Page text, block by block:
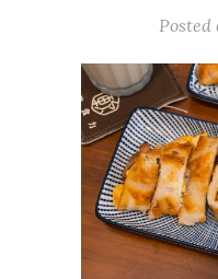
Posted